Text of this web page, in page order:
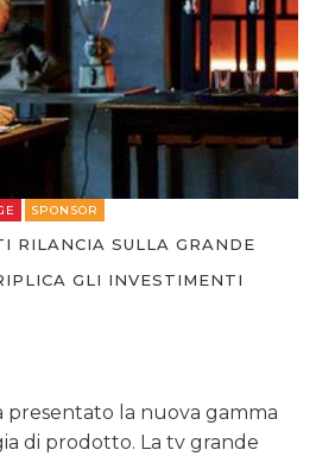
SPONSOR
RILANCIA SULLA GRANDE
GLI INVESTIMENTI
presentato la nuova gamma
di prodotto. La tv grande